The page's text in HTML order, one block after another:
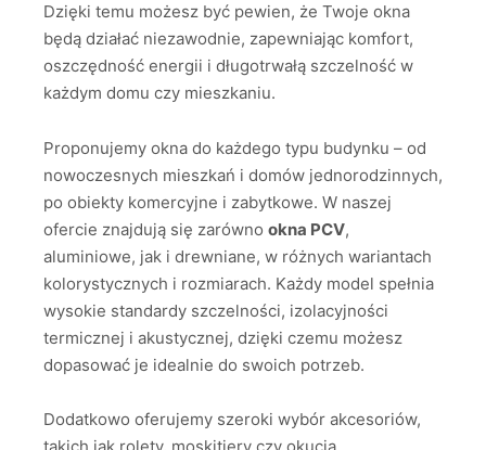
Dzięki temu możesz być pewien, że Twoje okna
będą działać niezawodnie, zapewniając komfort,
oszczędność energii i długotrwałą szczelność w
każdym domu czy mieszkaniu.
Proponujemy okna do każdego typu budynku – od
nowoczesnych mieszkań i domów jednorodzinnych,
po obiekty komercyjne i zabytkowe. W naszej
ofercie znajdują się zarówno okna PCV,
aluminiowe, jak i drewniane, w różnych wariantach
kolorystycznych i rozmiarach. Każdy model spełnia
wysokie standardy szczelności, izolacyjności
termicznej i akustycznej, dzięki czemu możesz
dopasować je idealnie do swoich potrzeb.
Dodatkowo oferujemy szeroki wybór akcesoriów,